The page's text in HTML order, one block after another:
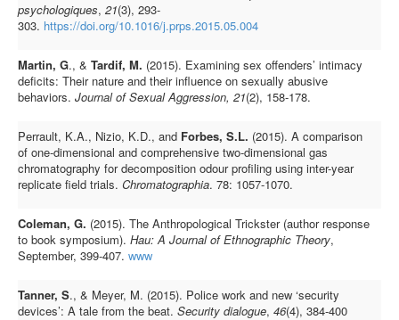
psychologiques, 21(3), 293-
303. https://doi.org/10.1016/j.prps.2015.05.004
Martin, G., & Tardif, M. (2015). Examining sex offenders’ intimacy
deficits: Their nature and their influence on sexually abusive
behaviors. Journal of Sexual Aggression, 21(2), 158-178.
Perrault, K.A., Nizio, K.D., and Forbes, S.L. (2015). A comparison
of one-dimensional and comprehensive two-dimensional gas
chromatography for decomposition odour profiling using inter-year
replicate field trials. Chromatographia. 78: 1057-1070.
Coleman, G. (2015). The Anthropological Trickster (author response
to book symposium). Hau: A Journal ofEthnographic Theory,
September, 399-407. www
Tanner, S., & Meyer, M. (2015). Police work and new ‘security
devices’: A tale from the beat. Security dialogue, 46(4), 384-400